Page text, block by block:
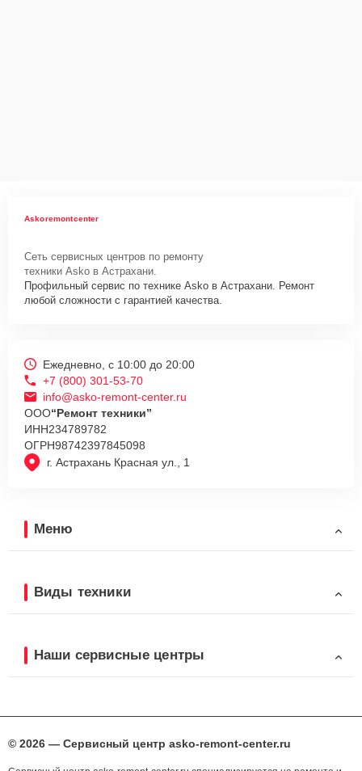
Askoremontcenter
Сеть сервисных центров по ремонту
техники Asko в Астрахани.
Профильный сервис по технике Asko в Астрахани. Ремонт
любой сложности с гарантией качества.
г. Астрахань Красная ул., 1
Ежедневно, с 10:00 до 20:00
+7 (800) 301-53-70
info@asko-remont-center.ru
ООО“Ремонт техники”
ИНН234789782
ОГРН98742397845098
Меню
Виды техники
Наши сервисные центры
© 2026 — Сервисный центр asko-remont-center.ru